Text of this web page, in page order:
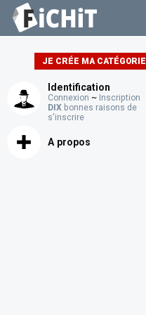
JE CRÉE MA CATÉGORIE
Identification
Connexion ~ Inscription
DIX bonnes raisons de
s'inscrire
A propos